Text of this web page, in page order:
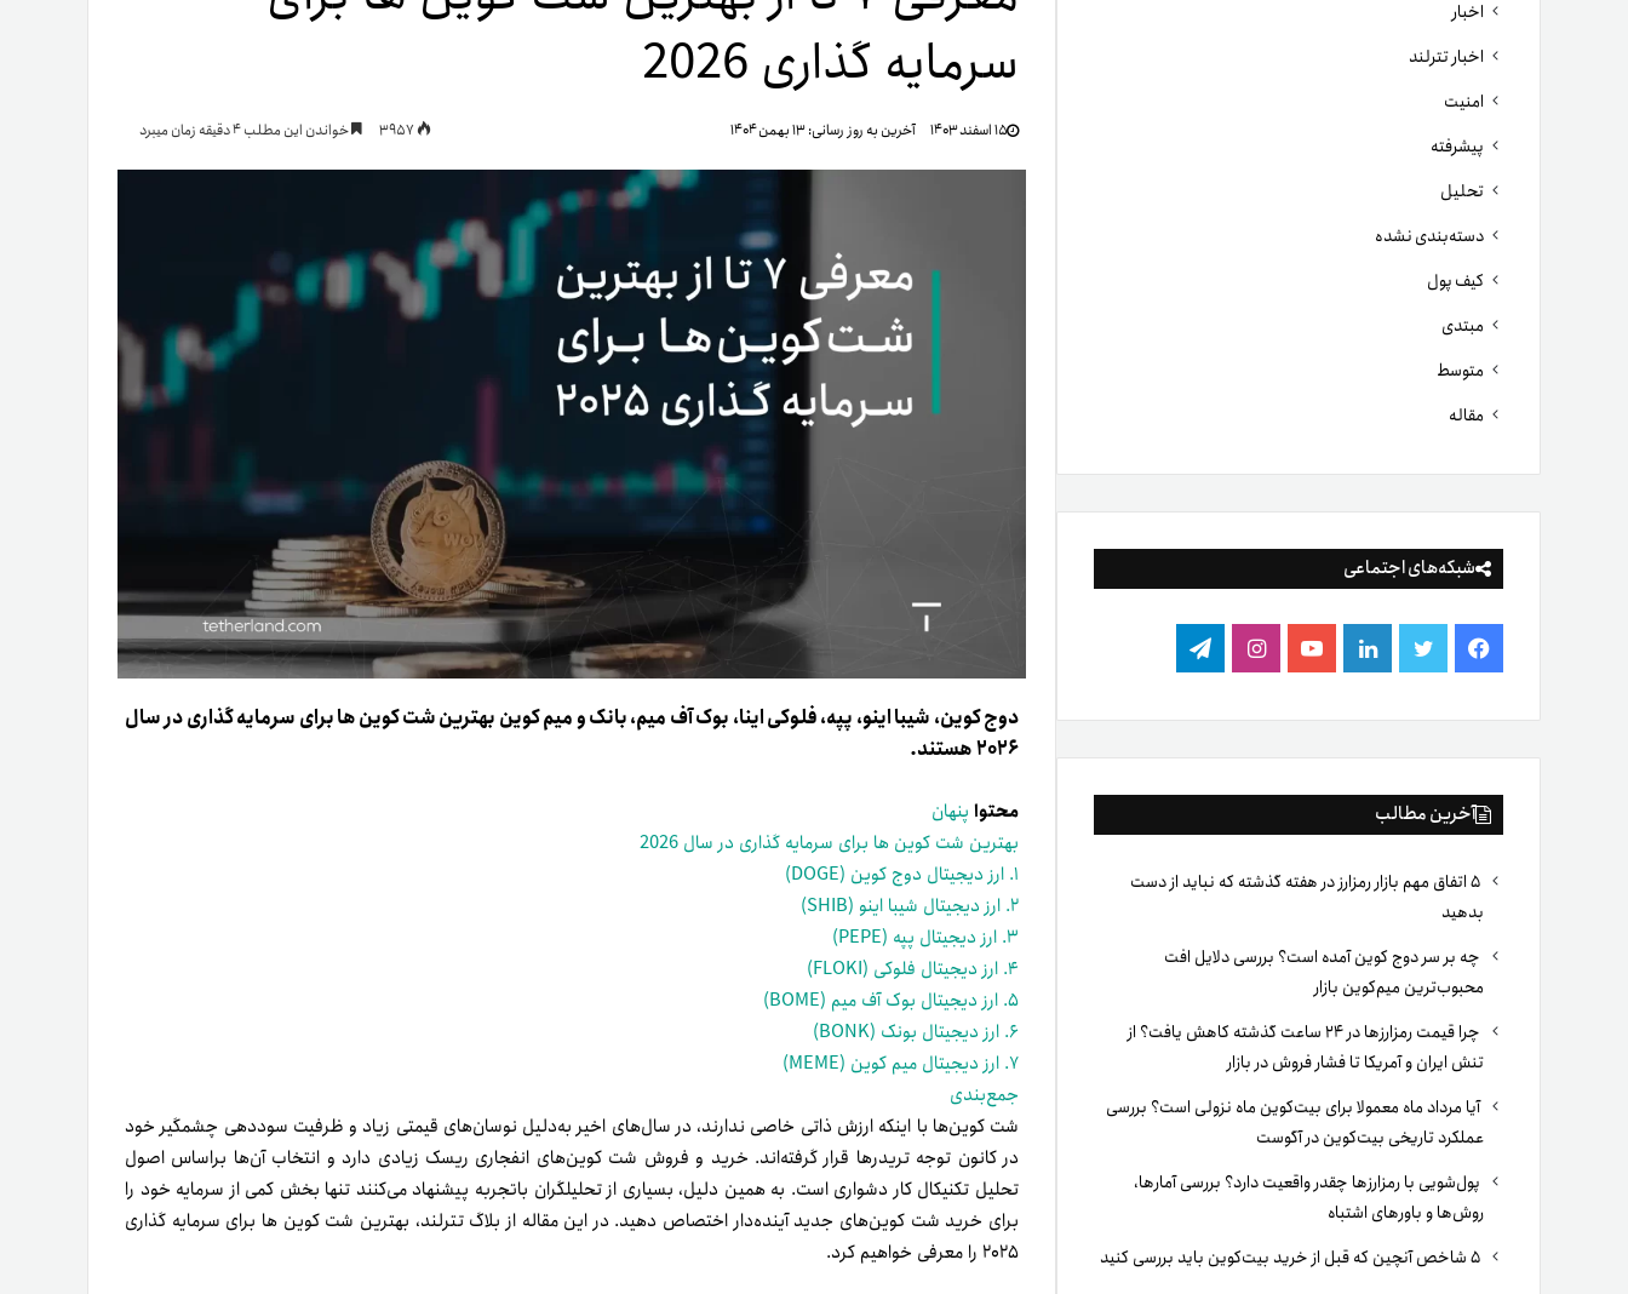
اخبار
اخبار تترلند
امنیت
پیشرفته
تحلیل
دسته‌بندی نشده
کیف پول
مبتدی
متوسط
مقاله
شبکه‌های اجتماعی
فیس
بوک
توییتر لینکدینیوتیوباینستاگرام
تلگرام
آخرین مطالب
۵ اتفاق مهم بازار رمزارز در هفته گذشته که نباید از دست
بدهید
چه بر سر دوج کوین آمده است؟ بررسی دلایل افت
محبوب‌ترین میم‌کوین بازار
چرا قیمت رمزارزها در ۲۴ ساعت گذشته کاهش یافت؟ از
تنش ایران و آمریکا تا فشار فروش در بازار
آیا مرداد ماه معمولا برای بیت‌کوین ماه نزولی است؟ بررسی
عملکرد تاریخی بیت‌کوین در آگوست
پول‌شویی با رمزارزها چقدر واقعیت دارد؟ بررسی آمارها،
روش‌ها و باورهای اشتباه
سرمایه گذاری 2026
۱۵ اسفند ۱۴۰۳ آخرین به روز رسانی:۱۳ بهمن ۱۴۰۴ خواندن این مطلب 4 دقیقه زمان میبرد
دوج کوین، شیبا اینو، پپه، فلوکی اینا، بوک آف میم، بانک و میم کوین بهترین شت کوین ها برای سرمایه گذاری در سال
2026هستند.
محتوا پنهان
بهترین شت کوین ها برای سرمایه گذاری در سال 2026
۱. ارز دیجیتال دوج کوین (DOGE)
۲. ارز دیجیتال شیبا اینو (SHIB)
۳. ارز دیجیتال پپه (PEPE)
۴. ارز دیجیتال فلوکی (FLOKI)
۵. ارز دیجیتال بوک آف میم (BOME)
۶. ارز دیجیتال بونک (BONK)
۷. ارز دیجیتال میم کوین (MEME)
جمع‌بندی
شت کوین‌ها با اینکه ارزش ذاتی خاصی ندارند، در سال‌های اخیر به‌دلیل نوسان‌های قیمتی زیاد و ظرفیت سوددهی چشمگیر خود
در کانون توجه تریدرها قرار گرفته‌اند. خرید و فروش شت کوین‌های انفجاری ریسک زیادی دارد و انتخاب آن‌ها بر‌اساس اصول
تحلیل تکنیکال کار دشواری است. به‌ همین دلیل، بسیاری از تحلیلگران باتجربه پیشنهاد می‌کنند تنها بخش کمی از سرمایه خود را
برای خرید شت کوین‌های جدید آینده‌دار اختصاص دهید. در این مقاله از بلاگ تترلند، بهترین شت کوین ها برای سرمایه گذاری
۲۰۲۵ را معرفی خواهیم کرد.